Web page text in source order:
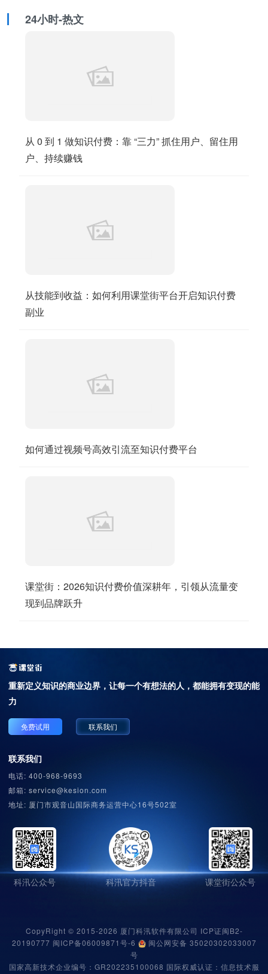
24小时-热文
从 0 到 1 做知识付费：靠 “三力” 抓住用户、留住用
户、持续赚钱
从技能到收益：如何利用课堂街平台开启知识付费
副业
如何通过视频号高效引流至知识付费平台
课堂街：2026知识付费价值深耕年，引领从流量变
现到品牌跃升
重新定义知识的商业边界， 让每一个有想法的人，都能拥有变现的能
力
免费试用 联系我们
联系我们
电话: 400-968-9693
邮箱: service@kesion.com
地址: 厦门市观音山国际商务运营中心16号502室
科汛公众号 科汛官方抖音 课堂街公众号
CopyRight © 2015-2026 厦门科汛软件有限公司 ICP证闽B2-
20190777 闽ICP备06009871号-6
闽公网安备 35020302033007
号
国家高新技术企业编号： GR202235100068 国际权威认证： 信息技术服